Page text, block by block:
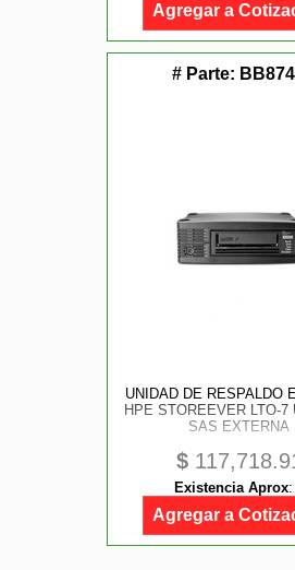
Agregar a
# Parte:
UNIDAD DE RESPALDO
HPE STOREEVER LTO-7
SAS EXTERNA
$
Existencia Aprox:
Agregar a